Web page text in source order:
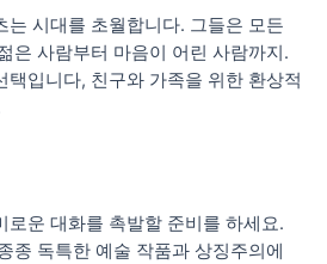
는 시대를 초월합니다. 그들은 모든
은 사람부터 마음이 어린 사람까지.
택입니다, 친구와 가족을 위한 환상적
로운 대화를 촉발할 준비를 하세요.
종 독특한 예술 작품과 상징주의에